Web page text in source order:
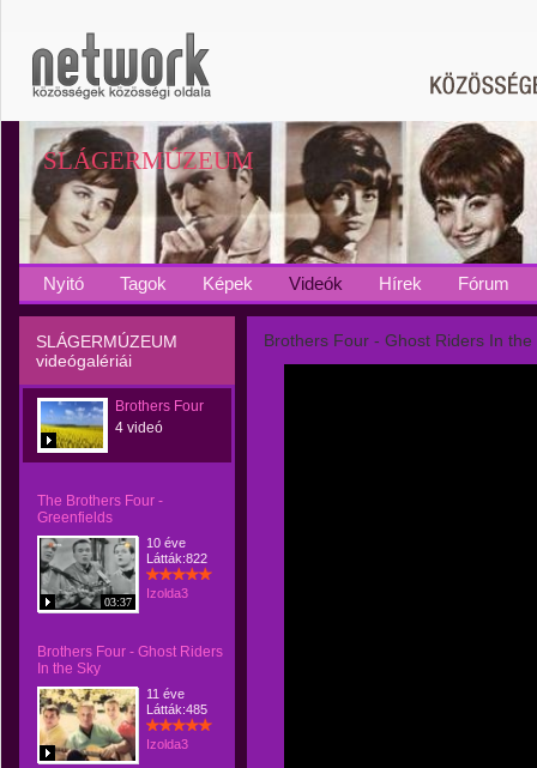
SLÁGERMÚZEUM
Nyitó Tagok Képek Videók Hírek Fórum
SLÁGERMÚZEUM
videógalériái
Brothers Four
4 videó
The Brothers Four -
Greenfields
03:37
10 éve
Látták:822
Izolda3
Brothers Four - Ghost Riders
In the Sky
11 éve
Látták:485
Izolda3
Brothers Four - Ghost Riders In the